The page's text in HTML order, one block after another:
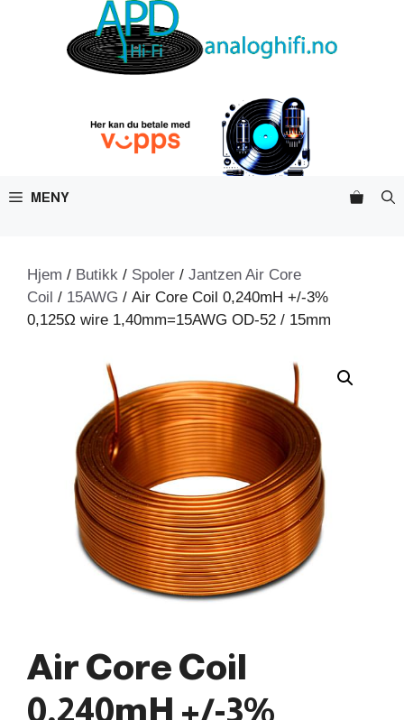
MENY
Hjem / Butikk / Spoler / Jantzen Air Core
Coil / 15AWG / Air Core Coil 0,240mH +/-3%
0,125Ω wire 1,40mm=15AWG OD-52 / 15mm
Air Core Coil
0,240mH +/-3%